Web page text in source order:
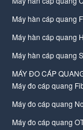
Máy hàn cáp quang
Máy hàn cáp quang
Máy hàn cáp quang
MÁY ĐO CÁP
Máy đo cáp quang
Máy đo cáp quang
Máy đo cáp quang